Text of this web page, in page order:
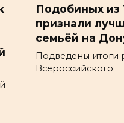
Подобиных из
признали
семьёй на
Подведены итоги
Всероссийского